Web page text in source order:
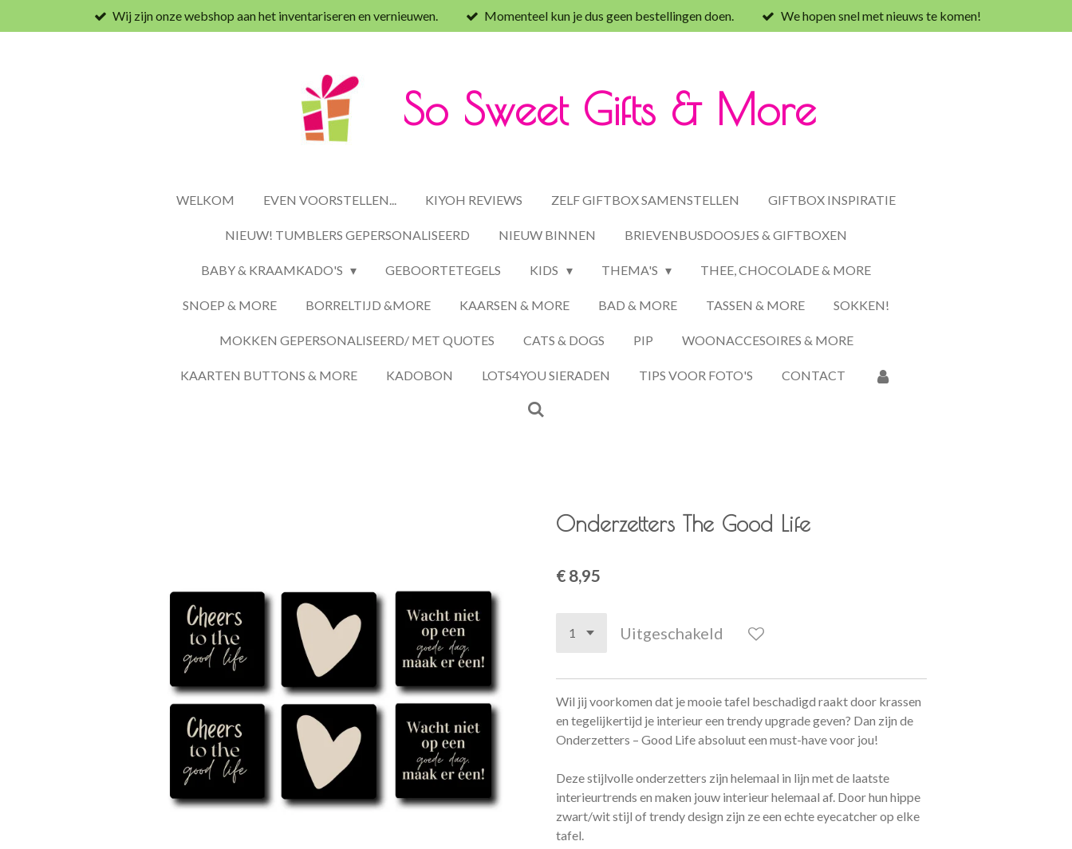
direct
Wij zijn onze webshop aan het inventariseren en vernieuwen. Momenteel kun je dus geen bestellingen doen. We hopen snel met nieuws te komen!
So Sweet Gifts & More
WELKOM EVEN VOORSTELLEN... KIYOH REVIEWS ZELF GIFTBOX SAMENSTELLEN GIFTBOX INSPIRATIE
NIEUW! TUMBLERS GEPERSONALISEERD NIEUW BINNEN BRIEVENBUSDOOSJES & GIFTBOXEN
BABY & KRAAMKADO'S GEBOORTETEGELS KIDS THEMA'S THEE, CHOCOLADE & MORE
SNOEP & MORE BORRELTIJD &MORE KAARSEN & MORE BAD & MORE TASSEN & MORE SOKKEN!
MOKKEN GEPERSONALISEERD/ MET QUOTES CATS & DOGS PIP WOONACCESOIRES & MORE
KAARTEN BUTTONS & MORE KADOBON LOTS4YOU SIERADEN TIPS VOOR FOTO'S CONTACT
Onderzetters The Good Life
€ 8,95
Uitgeschakeld
Wil jij voorkomen dat je mooie tafel beschadigd raakt door krassen
en tegelijkertijd je interieur een trendy upgrade geven? Dan zijn de
Onderzetters – Good Life absoluut een must-have voor jou!
Deze stijlvolle onderzetters zijn helemaal in lijn met de laatste
interieurtrends en maken jouw interieur helemaal af. Door hun hippe
zwart/wit stijl of trendy design zijn ze een echte eyecatcher op elke
tafel.